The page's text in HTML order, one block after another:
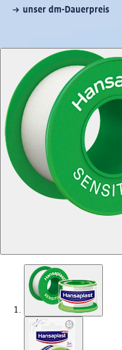
unser dm-Dauerpreis